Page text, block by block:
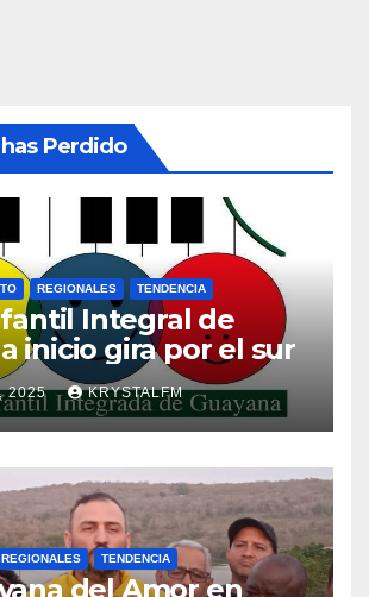
Perdido
REGIONALES TENDENCIA
Integral de
inicio gira por el sur
2025 KRYSTALFM
REGIONALES TENDENCIA
del Amor en